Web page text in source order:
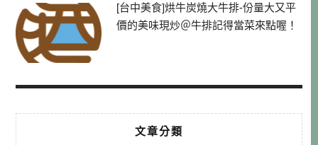
[台中美食]烘牛炭燒大牛排-份量大又平
價的美味現炒＠牛排記得當菜來點喔！
文章分類